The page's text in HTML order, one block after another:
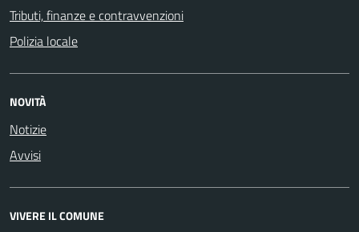
Tributi, finanze e contravvenzioni
Polizia locale
NOVITÀ
Notizie
Avvisi
VIVERE IL COMUNE